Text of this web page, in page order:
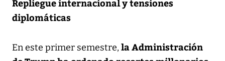
Repliegue internacional y tensiones
diplomáticas
En este primer semestre, la Administración